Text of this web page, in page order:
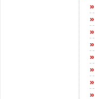
»
»
»
»
»
»
»
»